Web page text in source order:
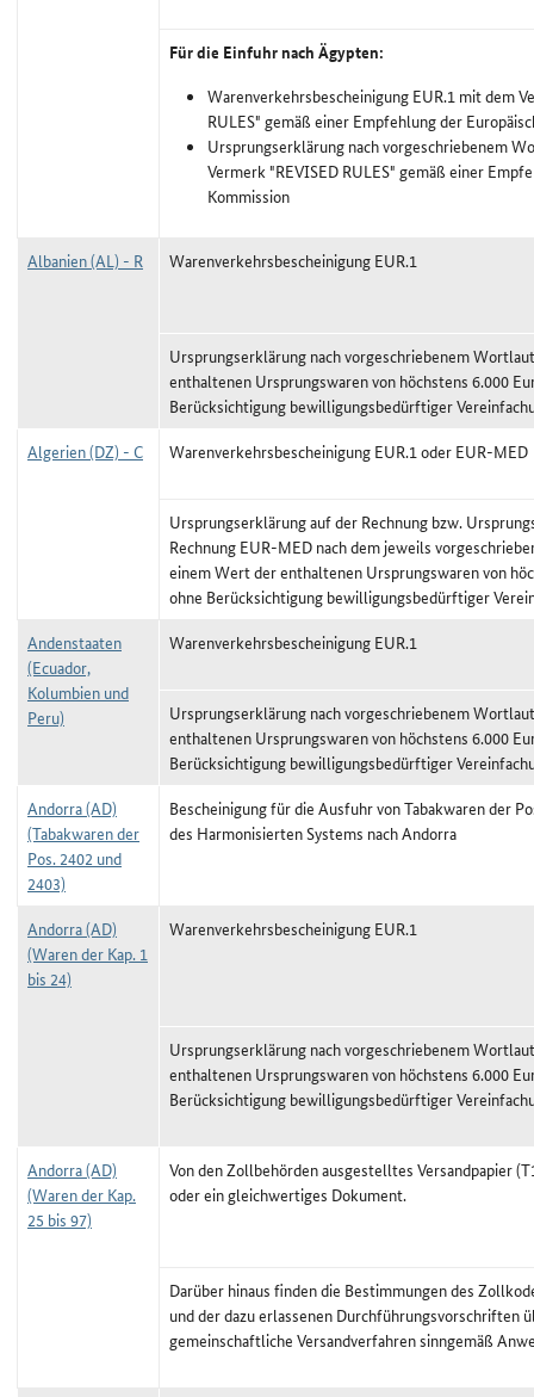
Für die Einfuhr nach Ägypten:
Warenverkehrsbescheinigung EUR.1 mit dem
RULES" gemäß einer Empfehlung der
Ursprungserklärung nach vorgeschriebenem
Vermerk "REVISED RULES" gemäß einer
Kommission
Albanien (AL) - R Warenverkehrsbescheinigung EUR.1
Ursprungserklärung nach vorgeschriebenem
enthaltenen Ursprungswaren von höchstens 6.000
Berücksichtigung bewilligungsbedürftiger
Algerien (DZ) - C
Warenverkehrsbescheinigung EUR.1 oder EUR-MED
Ursprungserklärung auf der Rechnung bzw.
Rechnung EUR-MED nach dem jeweils
einem Wert der enthaltenen Ursprungswaren von
ohne Berücksichtigung bewilligungsbedürftiger
Andenstaaten
(Ecuador,
Kolumbien und
Peru)
Warenverkehrsbescheinigung EUR.1
Ursprungserklärung nach vorgeschriebenem
enthaltenen Ursprungswaren von höchstens 6.000
Berücksichtigung bewilligungsbedürftiger
Andorra (AD)
(Tabakwaren der
Pos. 2402 und
2403)
Bescheinigung für die Ausfuhr von Tabakwaren der
des Harmonisierten Systems nach Andorra
Andorra (AD)
(Waren der Kap. 1
bis 24)
Warenverkehrsbescheinigung EUR.1
Ursprungserklärung nach vorgeschriebenem
enthaltenen Ursprungswaren von höchstens 6.000
Berücksichtigung bewilligungsbedürftiger
Andorra (AD)
(Waren der Kap.
25 bis 97)
Von den Zollbehörden ausgestelltes Versandpapier
oder ein gleichwertiges Dokument.
Darüber hinaus finden die Bestimmungen des
und der dazu erlassenen Durchführungsvorschriften
gemeinschaftliche Versandverfahren sinngemäß